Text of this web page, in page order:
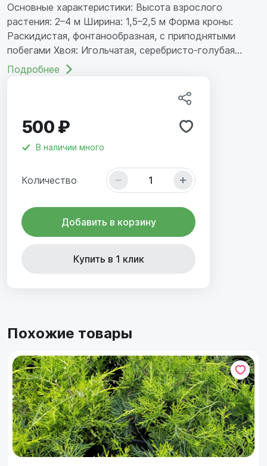
Основные характеристики: Высота взрослого
растения: 2–4 м Ширина: 1,5–2,5 м Форма кроны:
Раскидистая, фонтанообразная, с приподнятыми
побегами Хвоя: Игольчатая, серебристо-голубая...
Подробнее
500 ₽
В наличии много
Количество
Добавить в корзину
Купить в 1 клик
Похожие товары